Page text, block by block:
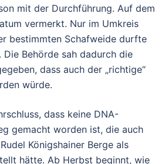
mit der Durchführung. Auf dem
vermerkt. Nur im Umkreis
bestimmten Schafweide durfte
Die Behörde sah dadurch die
dass auch der „richtige“
würde.
dass keine DNA-
gemacht worden ist, die auch
Königshainer Berge als
hätte. Ab Herbst beginnt, wie